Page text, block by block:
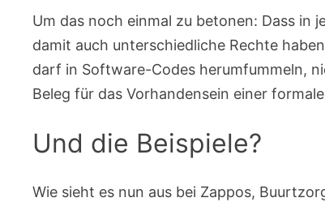
Um das noch einmal zu betonen: Dass in
damit auch unterschiedliche Rechte
darf in Software-Codes herumfummeln,
Beleg für das Vorhandensein einer
Und die Beispiele?
Wie sieht es nun aus bei Zappos,